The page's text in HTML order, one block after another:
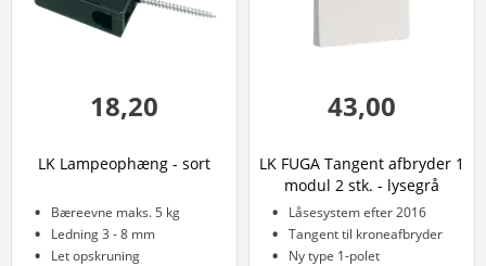
18,20
LK Lampeophæng - sort
Bæreevne maks. 5 kg
Ledning 3 - 8 mm
Let opskruning
43,00
LK FUGA Tangent afbryder 1
modul 2 stk. - lysegrå
Låsesystem efter 2016
Tangent til kroneafbryder
Ny type 1-polet